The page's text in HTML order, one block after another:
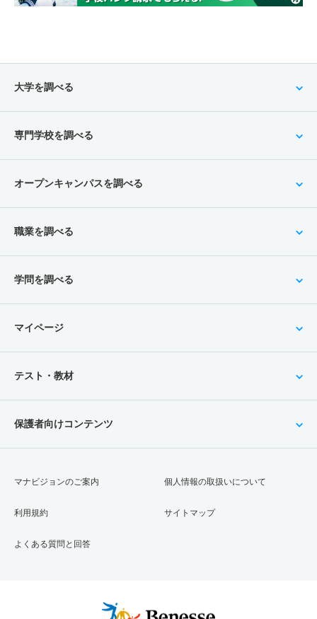
大学を調べる
専門学校を調べる
オープンキャンパスを調べる
職業を調べる
学問を調べる
マイページ
テスト・教材
保護者向けコンテンツ
マナビジョンのご案内
利用規約
よくある質問と回答
個人情報の取扱いについて
サイトマップ